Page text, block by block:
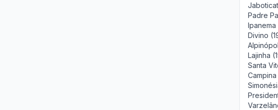
Padre
Divino
Lajinha
Santa